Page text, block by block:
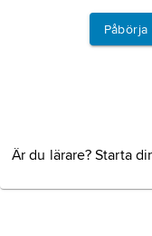
Är du lärare? Starta